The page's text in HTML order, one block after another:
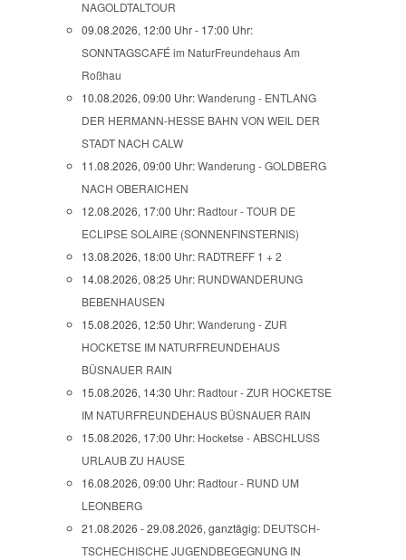
NAGOLDTALTOUR
09.08.2026, 12:00 Uhr - 17:00 Uhr:
SONNTAGSCAFÉ im NaturFreundehaus Am
Roßhau
10.08.2026, 09:00 Uhr:Wanderung - ENTLANG
DER HERMANN-HESSE BAHN VON WEIL DER
STADT NACH CALW
11.08.2026, 09:00 Uhr:Wanderung - GOLDBERG
NACH OBERAICHEN
12.08.2026, 17:00 Uhr: Radtour - TOUR DE
ECLIPSE SOLAIRE (SONNENFINSTERNIS)
13.08.2026, 18:00 Uhr: RADTREFF 1 + 2
14.08.2026, 08:25 Uhr: RUNDWANDERUNG
BEBENHAUSEN
15.08.2026, 12:50 Uhr:Wanderung - ZUR
HOCKETSE IM NATURFREUNDEHAUS
BÜSNAUER RAIN
15.08.2026, 14:30 Uhr: Radtour - ZUR HOCKETSE
IM NATURFREUNDEHAUS BÜSNAUER RAIN
15.08.2026, 17:00 Uhr: Hocketse - ABSCHLUSS
URLAUB ZU HAUSE
16.08.2026, 09:00 Uhr: Radtour - RUND UM
LEONBERG
21.08.2026 - 29.08.2026, ganztägig: DEUTSCH-
TSCHECHISCHE JUGENDBEGEGNUNG IN